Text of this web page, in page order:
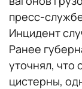
пресс-
Инцидент
Ранее
уточнял, что
цистерны,